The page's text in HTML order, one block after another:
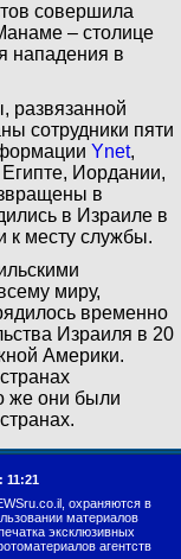
совершила
– столице
нападения в
развязанной
сотрудники пяти
Ynet,
Иордании,
в
в Израиле в
к месту службы.
миру,
временно
Израиля в 20
Америки.
же они были
11:21
охраняются в
материалов
эксклюзивных
агентств